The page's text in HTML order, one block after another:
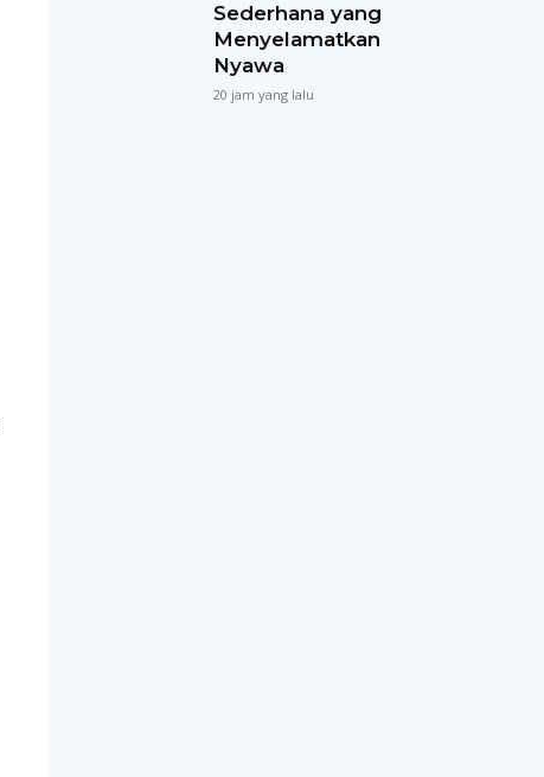
Sederhana yang
Menyelamatkan
Nyawa
20 jam yang lalu